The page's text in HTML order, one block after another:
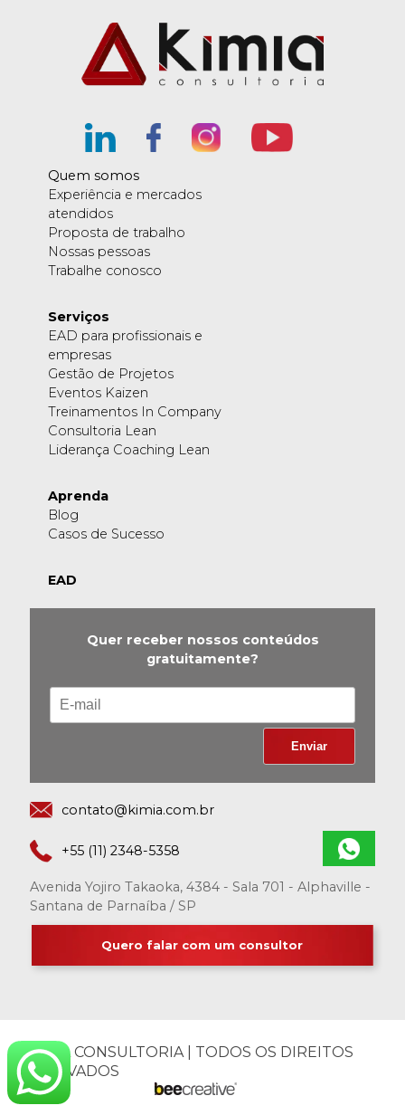
Quem somos
Experiência e mercados
atendidos
Proposta de trabalho
Nossas pessoas
Trabalhe conosco
Serviços
EAD para profissionais e
empresas
Gestão de Projetos
Eventos Kaizen
Treinamentos In Company
Consultoria Lean
Liderança Coaching Lean
Aprenda
Blog
Casos de Sucesso
EAD
Quer receber nossos conteúdos
gratuitamente?
contato@kimia.com.br
+55 (11) 2348-5358
Avenida Yojiro Takaoka, 4384 - Sala 701 - Alphaville -
Santana de Parnaíba / SP
Quero falar com um consultor
©KIMIA CONSULTORIA | TODOS OS DIREITOS
RESERVADOS